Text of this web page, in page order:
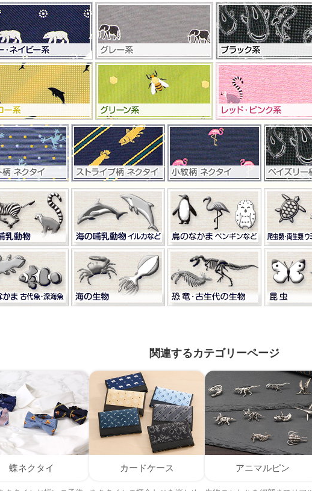
関連するカテゴリーページ
蝶ネクタイ カードケース アニマルピン